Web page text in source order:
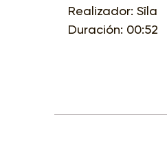
Realizador: Sîla
Duración: 00:52